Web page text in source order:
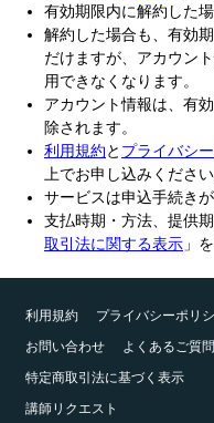
有効期限内に解約した
解約した場合も、有効
だけますが、アカウン
用できなくなります。
アカウント情報は、有
除されます。
利用規約と プライバシ
上でお申し込みください
サービスは申込手続き
支払時期・方法、提供
取引法に関する表示 」
利用規約
プライバシーポリ
お問い合わせ
よくあるご質問
特定商取引法に基づく表示
講師リクエスト